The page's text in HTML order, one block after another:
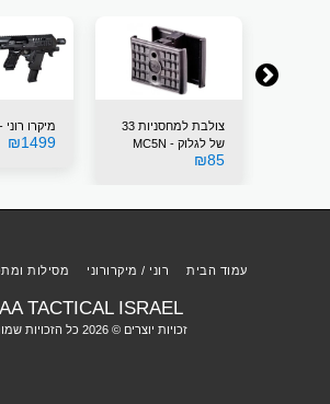
צולבת למחסניות 33
של לגלוק - MC5N
₪85
מיקרו רוני - SWAT
₪1499
TACTICAL ISRAEL
זכויות יוצרים © 2026 כל הזכויות שמורות
עמוד הבית רוני / מיקרורוני מסילות